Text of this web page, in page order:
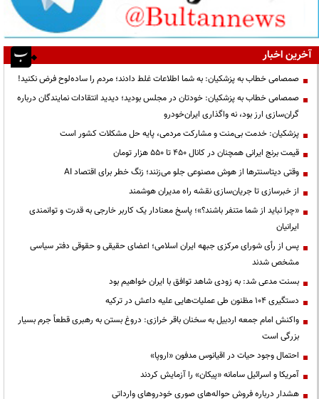
آخرین اخبار
صمصامی خطاب به پزشکیان: به شما اطلاعات غلط دادند؛ مردم را ساده‌لوح فرض نکنید!
صمصامی خطاب به پزشکیان: خودتان در مجلس بودید؛ دیدید انتقادات نمایندگان درباره
گران‌سازی ارز بود، نه واگذاری ایران‌خودرو
پزشکیان: خدمت بی‌منت و مشارکت مردمی، پایه حل مشکلات کشور است
قیمت‌ برنج ایرانی همچنان در کانال ۴۵۰ تا ۵۵۰ هزار تومان
وقتی دیتاسنترها از هوش مصنوعی جلو می‌زنند؛ زنگ خطر برای اقتصاد AI
از خبرسازی تا جریان‌سازی نقشه راه مدیران هوشمند
«چرا نباید از شما متنفر باشند؟»؛ پاسخ معنادار یک کاربر خارجی به قدرت و توانمندی
ایرانیان
پس از رأی شورای مرکزی جبهه ایران اسلامی؛ اعضای حقیقی و حقوقی دفتر سیاسی
مشخص شدند
بسنت مدعی شد: به زودی شاهد توافق با ایران خواهیم بود
دستگیری ۱۰۴ مظنون طی عملیات‌هایی علیه داعش در ترکیه
واکنش امام جمعه اردبیل به سخنان باقر خرازی: دروغ بستن به رهبری قطعاً جرم بسیار
بزرگی است
احتمال وجود حیات در اقیانوس مدفون «اروپا»
آمریکا و اسرائیل سامانه «پیکان» را آزمایش کردند
هشدار درباره فروش حواله‌های صوری خودروهای وارداتی